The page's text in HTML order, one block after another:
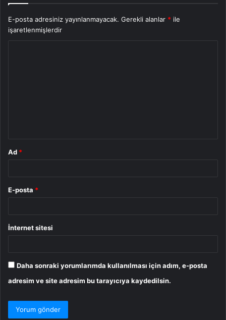
E-posta adresiniz yayınlanmayacak. Gerekli alanlar * ile
işaretlenmişlerdir
Ad *
E-posta *
İnternet sitesi
Daha sonraki yorumlarımda kullanılması için adım, e-posta
adresim ve site adresim bu tarayıcıya kaydedilsin.